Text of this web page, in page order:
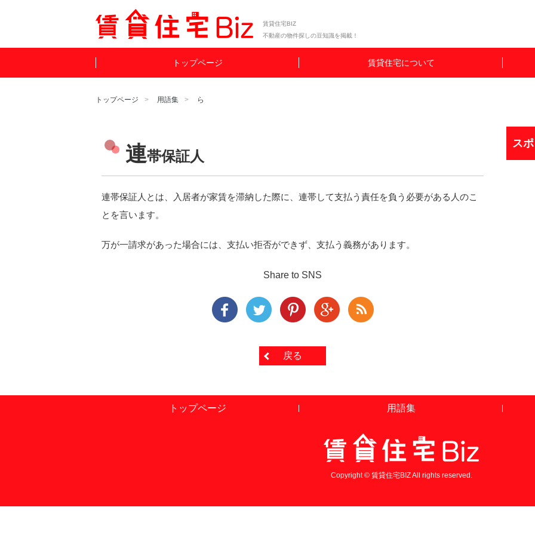
賃貸住宅BIZ
不動産の物件探しの豆知識を掲載！
トップページ 賃貸住宅について
トップページ 用語集 ら
連帯保証人
連帯保証人とは、入居者が家賃を滞納した際に、連帯して支払う責任を負う必要がある人のこ
とを言います。
万が一請求があった場合には、支払い拒否ができず、支払う義務があります。
Share to SNS
戻る
ス
トップページ 用語集
Copyright © 賃貸住宅BIZ All rights reserved.